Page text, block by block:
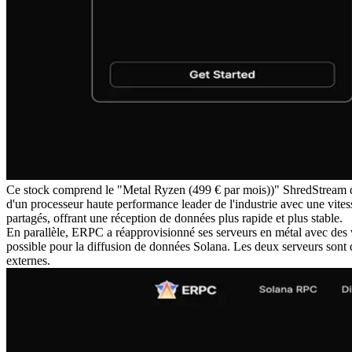
Ce stock comprend le "Metal Ryzen (499 € par mois))" ShredStream
d'un processeur haute performance leader de l'industrie avec une
partagés, offrant une réception de données plus rapide et plus stable.
En parallèle, ERPC a réapprovisionné ses serveurs en métal avec
possible pour la diffusion de données Solana. Les deux serveurs
externes.